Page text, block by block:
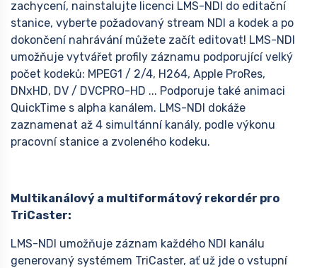
zachycení, nainstalujte licenci LMS-NDI do editační
stanice, vyberte požadovaný stream NDI a kodek a po
dokončení nahrávání můžete začít editovat! LMS-NDI
umožňuje vytvářet profily záznamu podporující velký
počet kodeků: MPEG1 / 2/4, H264, Apple ProRes,
DNxHD, DV / DVCPRO-HD ... Podporuje také animaci
QuickTime s alpha kanálem. LMS-NDI dokáže
zaznamenat až 4 simultánní kanály, podle výkonu
pracovní stanice a zvoleného kodeku.
Multikanálový a multiformátový rekordér pro
TriCaster:
LMS-NDI umožňuje záznam každého NDI kanálu
generovaný systémem TriCaster, ať už jde o vstupní